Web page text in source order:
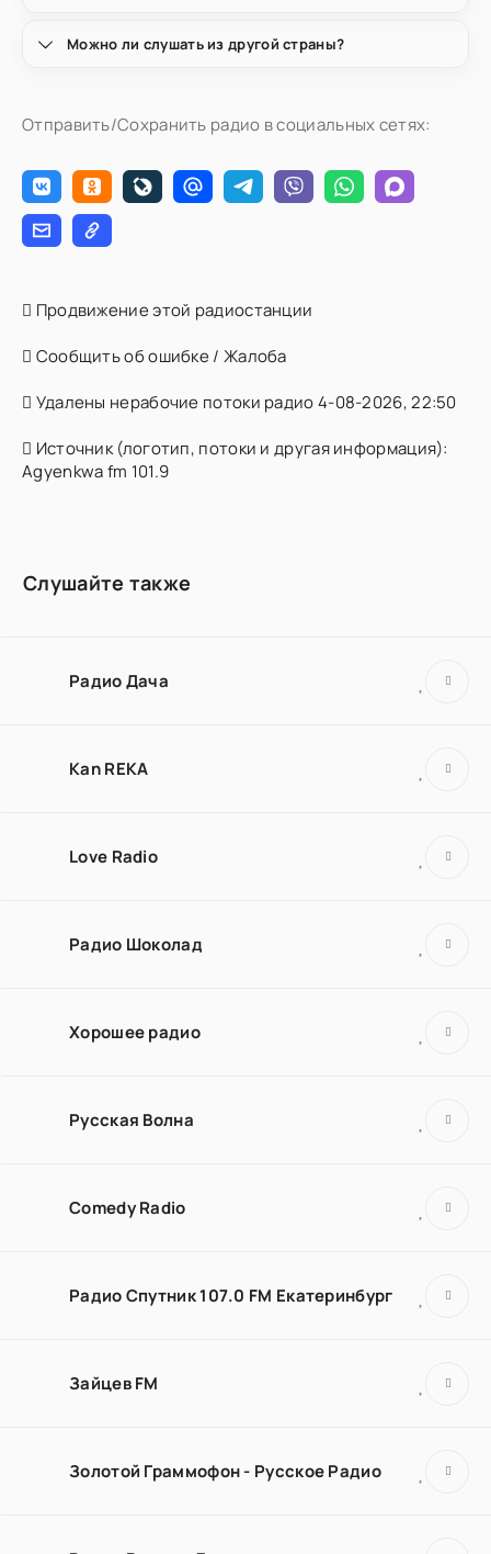
Можно ли слушать из другой страны?
Отправить/Сохранить радио в социальных сетях:
Продвижение этой радиостанции
Сообщить об ошибке / Жалоба
Удалены нерабочие потоки радио 4-08-2026, 22:50
Источник (логотип, потоки и другая информация):
Agyenkwa fm 101.9
Слушайте также
Радио Дача
Kan REKA
Love Radio
Радио Шоколад
Хорошее радио
Русская Волна
Comedy Radio
Радио Спутник 107.0 FM Екатеринбург
Зайцев FM
Золотой Граммофон - Русское Радио